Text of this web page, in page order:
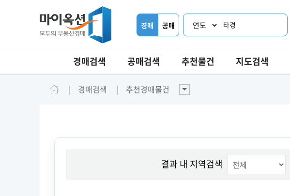
경매 공매 타경
경매검색 공매검색 추천물건 지도검색
경매검색 추천경매물건
결과 내 지역검색